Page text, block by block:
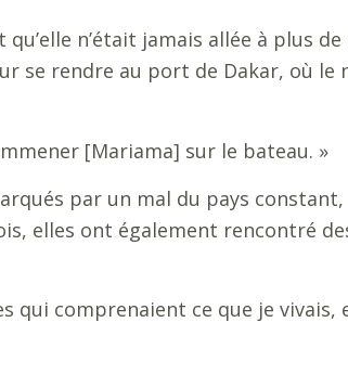
n’était jamais allée à plus
se rendre au port de Dakar, où le
[Mariama] sur le bateau. »
par un mal du pays constant,
elles ont également rencontré
qui comprenaient ce que je